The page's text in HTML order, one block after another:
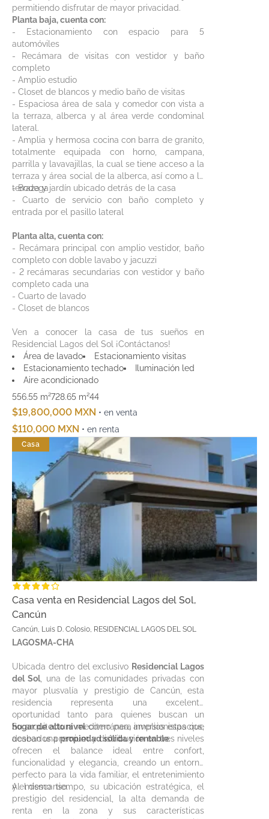
permitiendo disfrutar de mayor privacidad.
Planta baja, cuenta con:
- Estacionamiento con espacio para 5
automóviles
- Recámara de visitas con vestidor y baño
completo
- Amplio estudio
- Closet de blancos y medio baño de visitas
- Espaciosa área de sala y comedor con vista a
la terraza, alberca y al área verde condominal
lateral.
- Amplia y hermosa cocina con barra de granito,
totalmente equipada con horno, campana,
parrilla y lavavajillas, la cual se tiene acceso a la
terraza y área social de la alberca, así como a la
terraza y jardín ubicado detrás de la casa
- Bodega
- Cuarto de servicio con baño completo y
entrada por el pasillo lateral
Planta alta, cuenta con:
- Recámara principal con amplio vestidor, baño
completo con doble lavabo y jacuzzi
- 2 recámaras secundarias con vestidor y baño
completo cada una
- Cuarto de lavado
- Closet de blancos
Ven a conocer la casa de tus sueños en
Residencial Lagos del Sol ¡Contáctanos!
Área de lavado
Estacionamiento visitas
Estacionamiento techado
Iluminación led
Aire acondicionado
556.55 m²728.65 m²44
$19,800,000 MXN • en venta
$110,000 MXN • en renta
Casa
Casa venta en Residencial Lagos del Sol,
Cancún
Cancún, Luis D. Colosio, RESIDENCIAL LAGOS DEL SOL
LAGOSMA-CHA
Ubicada dentro del exclusivo Residencial Lagos
del Sol, una de las comunidades privadas con
mayor plusvalía y prestigio de Cancún, esta
residencia representa una excelente
oportunidad tanto para quienes buscan un
hogar de alto nivelcomo para inversionistas que
desean unapropiedad sólida y rentable.
Su arquitectura mediterránea, amplios espacios,
acabados premium y distribución en tres niveles
ofrecen el balance ideal entre confort,
funcionalidad y elegancia, creando un entorno
perfecto para la vida familiar, el entretenimiento
y el descanso.
Al mismo tiempo, su ubicación estratégica, el
prestigio del residencial, la alta demanda de
renta en la zona y sus características